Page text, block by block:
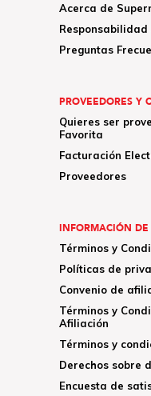
Acerca de
Responsabilidad
Preguntas
PROVEEDORES Y
Quieres ser
Favorita
Facturación
Proveedores
INFORMACIÓN DE
Términos y
Políticas de
Convenio de
Términos y
Afiliación
Términos y
Derechos sobre
Encuesta de